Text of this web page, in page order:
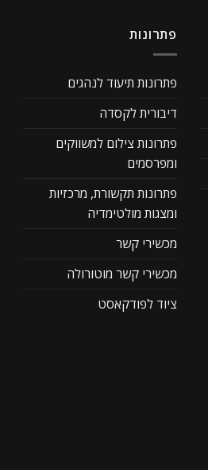
פתרונות
פתרונות תיעוד לנהגים
דיבורית לקסדה
פתרונות צילום למשווקים
ומפרסמים
פתרונות תקשורת, מרכזיות
ומצגות מולטימדיה
מכשירי קשר
מכשירי קשר מוטורולה
ציוד לפודקאסט